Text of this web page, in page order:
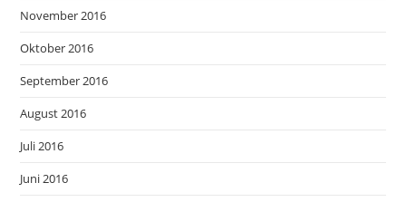
November 2016
Oktober 2016
September 2016
August 2016
Juli 2016
Juni 2016